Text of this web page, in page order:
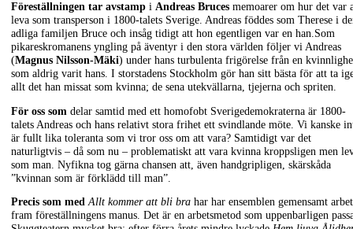
Föreställningen tar avstamp i Andreas Bruces memoarer om hur det var
leva som transperson i 1800-talets Sverige. Andreas föddes som Therese i
adliga familjen Bruce och insåg tidigt att hon egentligen var en han.Som
pikareskromanens yngling på äventyr i den stora världen följer vi Andreas
(Magnus Nilsson-Mäki) under hans turbulenta frigörelse från en
som aldrig varit hans. I storstadens Stockholm gör han sitt bästa för att ta
allt det han missat som kvinna; de sena utekvällarna, tjejerna och spriten.
För oss som delar samtid med ett homofobt Sverigedemokraterna är 1800-
talets Andreas och hans relativt stora frihet ett svindlande möte. Vi kanske
är fullt lika toleranta som vi tror oss om att vara? Samtidigt var det
naturligtvis – då som nu – problematiskt att vara kvinna kroppsligen men
som man. Nyfikna tog gärna chansen att, även handgripligen, skärskåda
”kvinnan som är förklädd till man”.
Precis som med Allt kommer att bli bra har har ensemblen gemensamt
fram föreställningens manus. Det är en arbetsmetod som uppenbarligen